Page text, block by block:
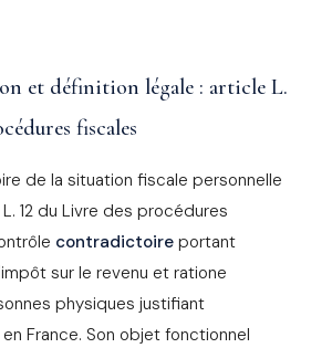
et définition légale : article L.
fiscales
de la situation fiscale personnelle
12 du Livre des procédures
contradictoire portant
sur le revenu et ratione
physiques justifiant
France. Son objet fonctionnel